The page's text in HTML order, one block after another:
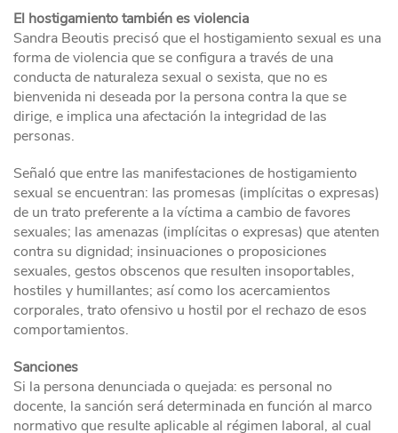
El hostigamiento también es violencia
Sandra Beoutis precisó que el hostigamiento sexual es una
forma de violencia que se configura a través de una
conducta de naturaleza sexual o sexista, que no es
bienvenida ni deseada por la persona contra la que se
dirige, e implica una afectación la integridad de las
personas.
Señaló que entre las manifestaciones de hostigamiento
sexual se encuentran: las promesas (implícitas o expresas)
de un trato preferente a la víctima a cambio de favores
sexuales; las amenazas (implícitas o expresas) que atenten
contra su dignidad; insinuaciones o proposiciones
sexuales, gestos obscenos que resulten insoportables,
hostiles y humillantes; así como los acercamientos
corporales, trato ofensivo u hostil por el rechazo de esos
comportamientos.
Sanciones
Si la persona denunciada o quejada: es personal no
docente, la sanción será determinada en función al marco
normativo que resulte aplicable al régimen laboral, al cual